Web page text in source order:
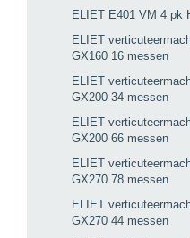
ELIET E401 VM 4 pk
ELIET
GX160 16 messen
ELIET
GX200 34 messen
ELIET
GX200 66 messen
ELIET
GX270 78 messen
ELIET
GX270 44 messen